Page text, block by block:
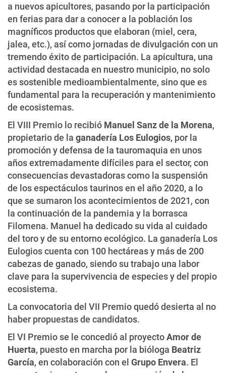
a nuevos apicultores, pasando por la participación
en ferias para dar a conocer a la población los
magníficos productos que elaboran (miel, cera,
jalea, etc.), así como jornadas de divulgación con un
tremendo éxito de participación. La apicultura, una
actividad destacada en nuestro municipio, no solo
es sostenible medioambientalmente, sino que es
fundamental para la recuperación y mantenimiento
de ecosistemas.
El VIII Premio lo recibió Manuel Sanz de la Morena,
propietario de la ganadería Los Eulogios, por la
promoción y defensa de la tauromaquia en unos
años extremadamente difíciles para el sector, con
consecuencias devastadoras como la suspensión
de los espectáculos taurinos en el año 2020, a lo
que se sumaron los acontecimientos de 2021, con
la continuación de la pandemia y la borrasca
Filomena. Manuel ha dedicado su vida al cuidado
del toro y de su entorno ecológico. La ganadería Los
Eulogios cuenta con 100 hectáreas y más de 200
cabezas de ganado, siendo su trabajo una labor
clave para la supervivencia de especies y del propio
ecosistema.
La convocatoria del VII Premio quedó desierta al no
haber propuestas de candidatos.
El VI Premio se le concedió al proyectoAmor de
Huerta, puesto en marcha por la bióloga Beatriz
García, en colaboración con el Grupo Envera. El